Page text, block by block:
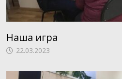
Наша игра
22.03.2023